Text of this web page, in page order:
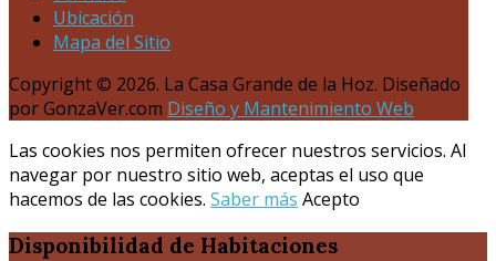
Ubicación
Mapa del Sitio
Copyright © 2026. La Casa Grande de la Hoz. Diseñado
por GonzaVer.com Diseño y Mantenimiento Web
Las cookies nos permiten ofrecer nuestros servicios. Al
navegar por nuestro sitio web, aceptas el uso que
hacemos de las cookies. Saber más Acepto
Disponibilidad de Habitaciones